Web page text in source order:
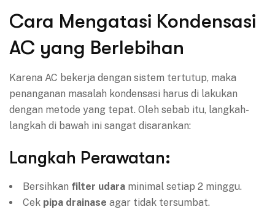
Cara Mengatasi Kondensasi
AC yang Berlebihan
Karena AC bekerja dengan sistem tertutup, maka
penanganan masalah kondensasi harus di lakukan
dengan metode yang tepat. Oleh sebab itu, langkah-
langkah di bawah ini sangat disarankan:
Langkah Perawatan:
Bersihkan filter udara minimal setiap 2 minggu.
Cek pipa drainase agar tidak tersumbat.